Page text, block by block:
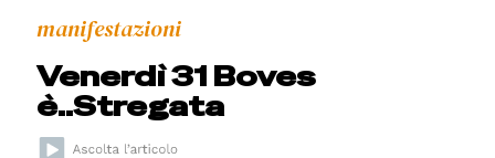
manifestazioni
Venerdì 31 Boves
è..Stregata